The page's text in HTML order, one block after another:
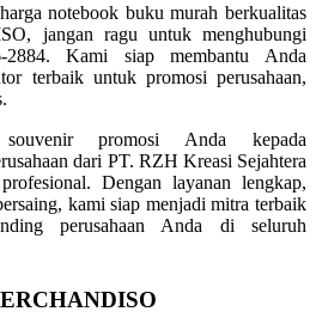
notebook buku murah berkualitas
jangan ragu untuk menghubungi
Kami siap membantu Anda
terbaik untuk promosi perusahaan,
souvenir promosi Anda kepada
dari PT. RZH Kreasi Sejahtera
Dengan layanan lengkap,
kami siap menjadi mitra terbaik
perusahaan Anda di seluruh